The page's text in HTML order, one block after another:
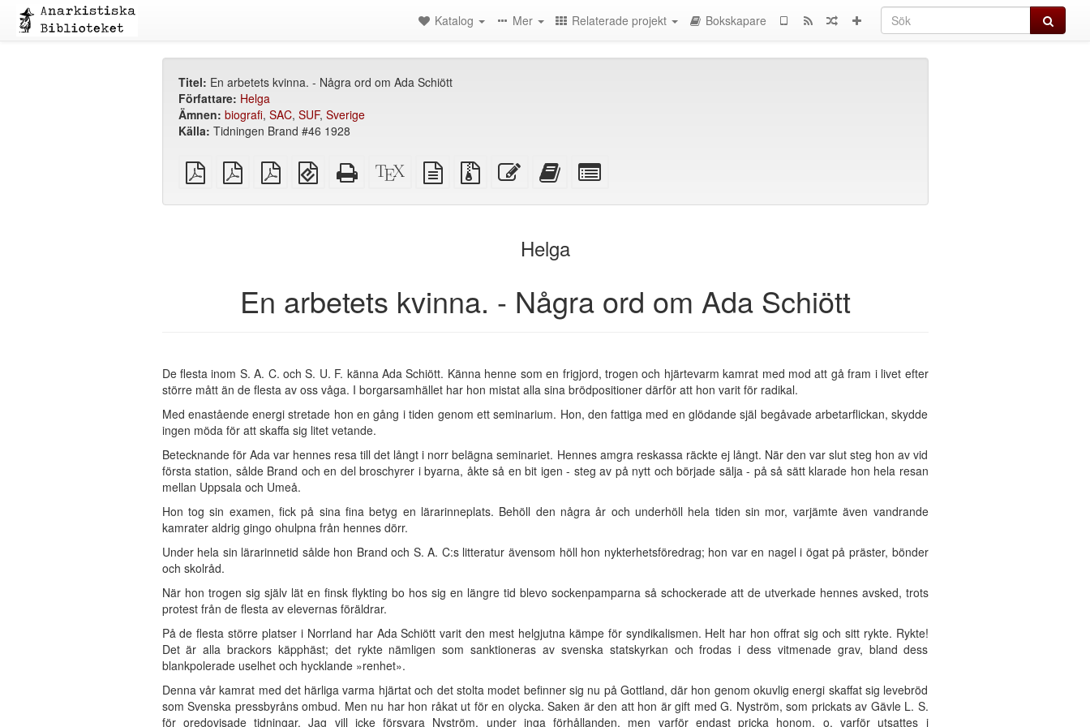
Sök
Katalog Mer Relaterade projekt Bokskapare
Titel: En arbetets kvinna. - Några ord om Ada Schiött
Författare: Helga
Ämnen: biografi, SAC, SUF, Sverige
Källa: Tidningen Brand #46 1928
plain
PDF
A4
imposed
Letter
imposed
EPUB
(för
Fristående
HTML
XeLaTeX
källa
plain
text
Källfiler
med
Redigera
denna
Lägg
bokskaparen
Helga
En arbetets kvinna. - Några ord om Ada Schiött
De flesta inom S. A. C. och S. U. F. känna Ada Schiött. Känna henne som en frigjord, trogen och hjärtevarm kamrat med mod att gå fram i livet efter
större mått än de flesta av oss våga. I borgarsamhället har hon mistat alla sina brödpositioner därför att hon varit för radikal.
Med enastående energi stretade hon en gång i tiden genom ett seminarium. Hon, den fattiga med en glödande själ begåvade arbetarflickan, skydde
ingen möda för att skaffa sig litet vetande.
Betecknande för Ada var hennes resa till det långt i norr belägna seminariet. Hennes amgra reskassa räckte ej långt. När den var slut steg hon av vid
första station, sålde Brand och en del broschyrer i byarna, åkte så en bit igen - steg av på nytt och började sälja - på så sätt klarade hon hela resan
mellan Uppsala och Umeå.
Hon tog sin examen, fick på sina fina betyg en lärarinneplats. Behöll den några år och underhöll hela tiden sin mor, varjämte även vandrande
kamrater aldrig gingo ohulpna från hennes dörr.
Under hela sin lärarinnetid sålde hon Brand och S. A. C:s litteratur ävensom höll hon nykterhetsföredrag; hon var en nagel i ögat på präster, bönder
och skolråd.
När hon trogen sig själv lät en finsk flykting bo hos sig en längre tid blevo sockenpamparna så schockerade att de utverkade hennes avsked, trots
protest från de flesta av elevernas föräldrar.
På de flesta större platser i Norrland har Ada Schiött varit den mest helgjutna kämpe för syndikalismen. Helt har hon offrat sig och sitt rykte. Rykte!
Det är alla brackors käpphäst; det rykte nämligen som sanktioneras av svenska statskyrkan och frodas i dess vitmenade grav, bland dess
blankpolerade uselhet och hycklande »renhet».
Denna vår kamrat med det härliga varma hjärtat och det stolta modet befinner sig nu på Gottland, där hon genom okuvlig energi skaffat sig levebröd
som Svenska pressbyråns ombud. Men nu har hon råkat ut för en olycka. Saken är den att hon är gift med G. Nyström, som prickats av Gävle L. S.
för oredovisade tidningar. Jag vill icke försvara Nyström, under inga förhållanden, men varför endast pricka honom, o. varför utsattes i